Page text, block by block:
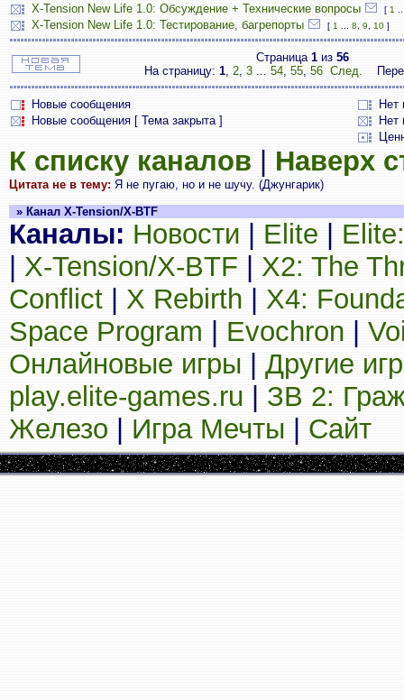
X-Tension New Life 1.0: Обсуждение + Технические вопросы [ 1
X-Tension New Life 1.0: Тестирование, багрепорты [ 1 8 9 10 ]
Страница 1из 56
На страницу: 1, 2, 3 ... 54, 55, 56 След.
Новые сообщения
Нет
Новые сообщения [ Тема закрыта ]
Нет
К списку каналов Наверх
Цитата не в тему: Я не пугаю, но и не шучу. (Джунгарик)
» Канал X-Tension/X-BTF
Каналы: Новости Elite
X-Tension/X-BTF
X2: The
Conflict
X Rebirth
X4:
Space Program
Evochron
Онлайновые игры
Другие
play.elite-games.ru
ЗВ 2:
Железо
Игра Мечты Сайт